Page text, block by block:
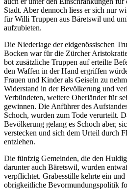
Stadt. Aber dennoch liess er sich nur
für Willi Truppen aus Bäretswil und
aufzubieten.
Die Niederlage der eidgenössischen
Bocken war für die Zürcher
bot zusätzliche Truppen auf erteilte
den Waffen in der Hand ergriffen
Frauen und Kinder als Geiseln zu
Widerstand in der Bevölkerung und
Verbündeten, weitere Oberländer für
gewinnen. Die Anführer des
Schoch, wurden zum Tode verurteilt.
Bevölkerung gelang es Schoch aber,
verstecken und sich dem Urteil durch
entziehen.
Die fünfzig Gemeinden, die den
darunter auch Bäretswil, wurden
verpflichtet. Grabesstille kehrte ein
obrigkeitliche Bevormundungspolitik